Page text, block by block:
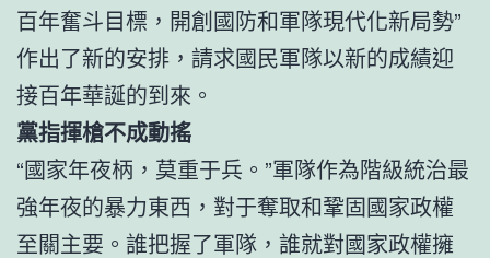
百年奮斗目標，開創國防和軍隊現代化新局勢”
作出了新的安排，請求國民軍隊以新的成績迎
接百年華誕的到來。
黨指揮槍不成動搖
“國家年夜柄，莫重于兵。”軍隊作為階級統治最
強年夜的暴力東西，對于奪取和鞏固國家政權
至關主要。誰把握了軍隊，誰就對國家政權擁